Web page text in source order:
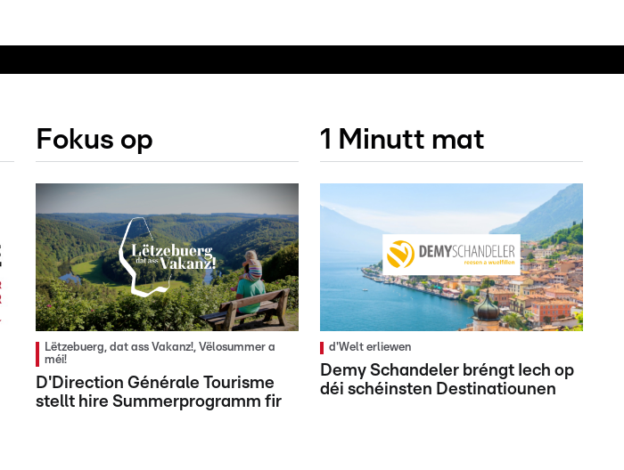
Fokus op
Lëtzebuerg, dat ass Vakanz!, Vëlosummer a
méi!
D'Direction Générale Tourisme
stellt hire Summerprogramm fir
1 Minutt mat
d'Welt erliewen
Demy Schandeler bréngt Iech op
déi schéinsten Destinatiounen